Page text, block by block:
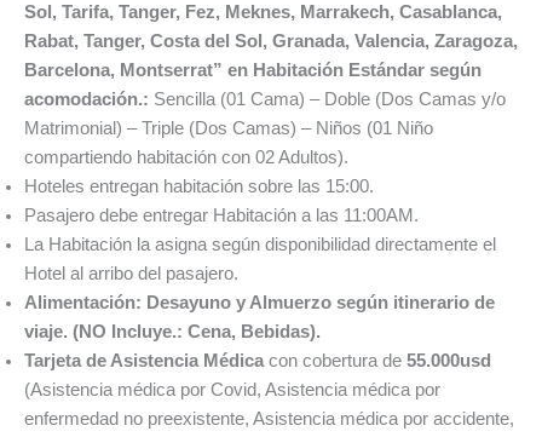
Sol, Tarifa, Tanger, Fez, Meknes, Marrakech, Casablanca,
Rabat, Tanger, Costa del Sol, Granada, Valencia, Zaragoza,
Barcelona, Montserrat” en Habitación Estándar según
acomodación.: Sencilla (01 Cama) – Doble (Dos Camas y/o
Matrimonial) – Triple (Dos Camas) – Niños (01 Niño
compartiendo habitación con 02 Adultos).
Hoteles entregan habitación sobre las 15:00.
Pasajero debe entregar Habitación a las 11:00AM.
La Habitación la asigna según disponibilidad directamente el
Hotel al arribo del pasajero.
Alimentación: Desayuno y Almuerzo según itinerario de
viaje. (NO Incluye.: Cena, Bebidas).
Tarjeta de Asistencia Médicacon cobertura de 55.000usd
(Asistencia médica por Covid, Asistencia médica por
enfermedad no preexistente, Asistencia médica por accidente,